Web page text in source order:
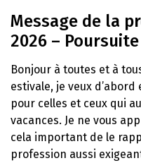
Message de la
2026 –
Bonjour à toutes et à
estivale, je veux
pour celles et ceux qui
vacances. Je ne vous
cela important de le
profession aussi